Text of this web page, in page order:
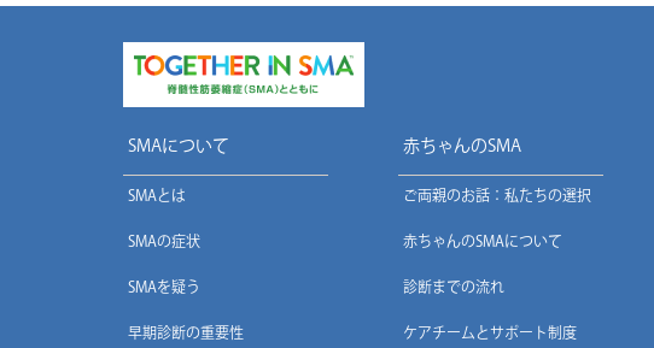
SMAについて
SMAとは
SMAの症状
SMAを疑う
早期診断の重要性
赤ちゃんのSMA
ご両親のお話：私たちの選択
赤ちゃんのSMAについて
診断までの流れ
ケアチームとサポート制度